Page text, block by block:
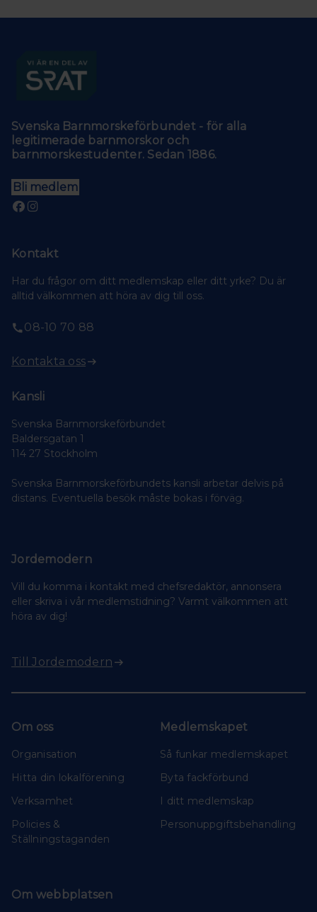
Svenska Barnmorskeförbundet - för alla
legitimerade barnmorskor och
barnmorskestudenter. Sedan 1886.
Bli medlem
Kontakt
Har du frågor om ditt medlemskap eller ditt yrke? Du är
alltid välkommen att höra av dig till oss.
08-10 70 88
Kontakta oss
Kansli
Svenska Barnmorskeförbundet
Baldersgatan 1
114 27 Stockholm
Svenska Barnmorskeförbundets kansli arbetar delvis på
distans. Eventuella besök måste bokas i förväg.
Jordemodern
Vill du komma i kontakt med chefsredaktör, annonsera
eller skriva i vår medlemstidning? Varmt välkommen att
höra av dig!
Till Jordemodern
Om oss
Organisation
Hitta din lokalförening
Verksamhet
Policies &
Ställningstaganden
Medlemskapet
Så funkar medlemskapet
Byta fackförbund
I ditt medlemskap
Personuppgiftsbehandling
Om webbplatsen